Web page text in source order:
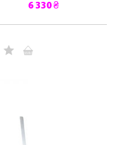
6 330 ₴